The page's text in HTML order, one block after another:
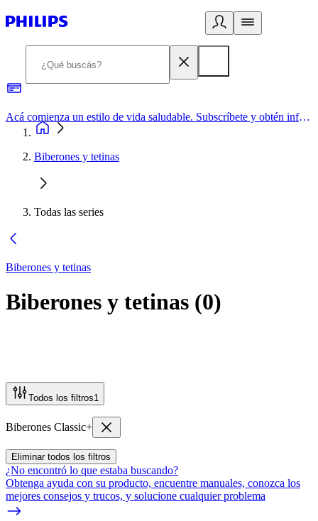
Acá comienza un estilo de vida saludable. Subscríbete y obtén información de primera mano
Biberones y tetinas
Todas las series
Biberones y tetinas
Biberones y tetinas (0)
Todos los filtros1
Biberones Classic+
Eliminar todos los filtros
¿No encontró lo que estaba buscando?
Obtenga ayuda con su producto, encuentre manuales, conozca los
mejores consejos y trucos, y solucione cualquier problema